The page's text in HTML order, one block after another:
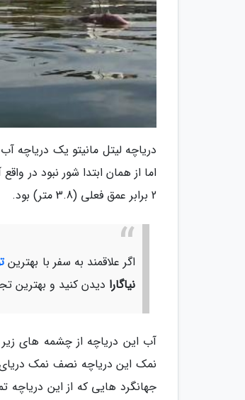
دریاچه لیتل مانیتو یک
2 برابر عمق فعلی (3.8 متر) بود.
اگر علاقمند به سفر با بهترین
نیاگارا دیدن کنید و بهترین
آب این دریاچه از چشمه های
نمک این دریاچه نصف نمک دریای
جهانگرد هایی که از این